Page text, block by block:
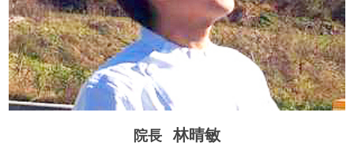
院長 林晴敏